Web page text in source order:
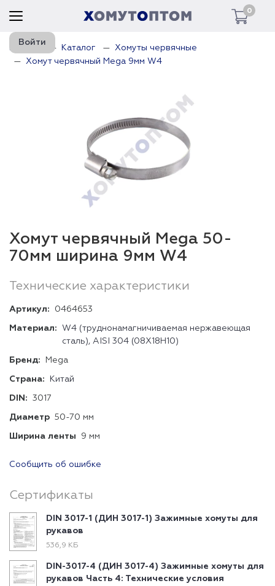
0
Войти
Главная Каталог
Хомуты червячные
Хомут червячный Mega 9мм W4
Хомут червячный Mega 50-
70мм ширина 9мм W4
Технические характеристики
Артикул: 0464653
Материал:
W4 (труднонамагничиваемая нержавеющая
сталь), AISI 304 (08Х18Н10)
Бренд: Mega
Страна: Китай
DIN: 3017
Диаметр 50-70 мм
Ширина ленты 9 мм
Сообщить об ошибке
Сертификаты
DIN 3017-1 (ДИН 3017-1) Зажимные хомуты для
рукавов
536,9 КБ
DIN-3017-4 (ДИН 3017-4) Зажимные хомуты для
рукавов Часть 4: Технические условия